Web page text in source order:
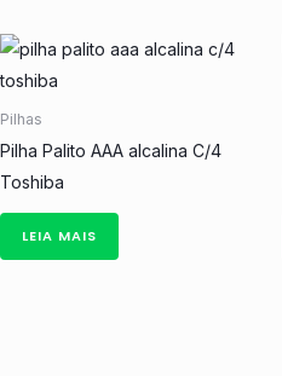
Pilhas
Pilha Palito AAA alcalina C/4
Toshiba
LEIA MAIS